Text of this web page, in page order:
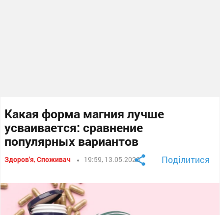
Какая форма магния лучше
усваивается: сравнение
популярных вариантов
Здоров'я,Споживач 19:59, 13.05.2026 Поділитися